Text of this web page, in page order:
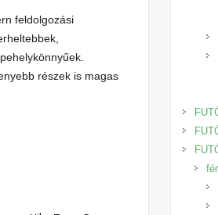
feldolgozási
részek is magas